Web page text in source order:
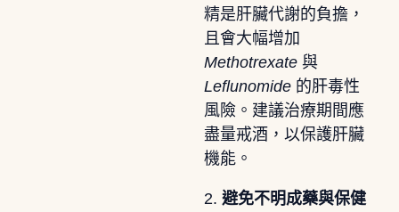
精是肝臟代謝的負擔，
且會大幅增加
Methotrexate與
Leflunomide的肝毒性
風險。建議治療期間應
盡量戒酒，以保護肝臟
機能。
2. 避免不明成藥與保健